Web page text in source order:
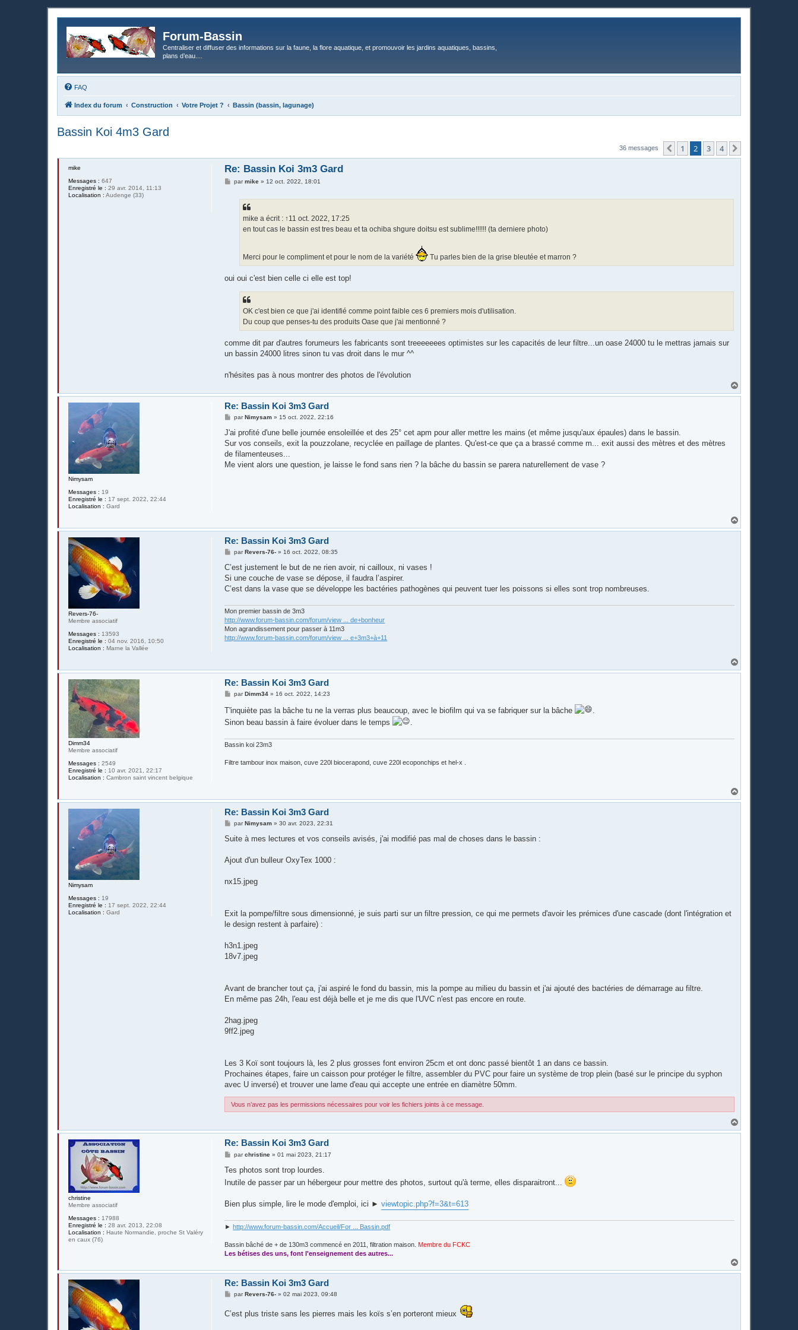
Forum-Bassin
Centraliser et diffuser des informations sur la faune, la flore aquatique, et promouvoir les jardins aquatiques, bassins,
plans d’eau....
FAQ
Index du forum Construction Votre Projet ? Bassin (bassin, lagunage)
Bassin Koi 4m3 Gard
36 messages Précédente
1 2 3 4
mike
Messages : 647
Enregistré le : 29 avr. 2014, 11:13
Localisation : Audenge (33)
Re: Bassin Koi 3m3 Gard
Mparmike » 12 oct. 2022, 18:01
mike a écrit : ↑11 oct. 2022, 17:25
en tout cas le bassin est tres beau et ta ochiba shgure doitsu est sublime!!!!!! (ta derniere photo)
Merci pour le compliment et pour le nom de la variété Tu parles bien de la grise bleutée et marron ?
oui oui c'est bien celle ci elle est top!
OK c'est bien ce que j'ai identifié comme point faible ces 6 premiers mois d'utilisation.
Du coup que penses-tu des produits Oase que j'ai mentionné ?
comme dit par d'autres forumeurs les fabricants sont treeeeeees optimistes sur les capacités de leur filtre...un oase 24000 tu le mettras jamais sur
un bassin 24000 litres sinon tu vas droit dans le mur ^^
n'hésites pas à nous montrer des photos de l'évolution
a
Nimysam
Messages : 19
Enregistré le : 17 sept. 2022, 22:44
Localisation : Gard
Re: Bassin Koi 3m3 Gard
M
s
a
g
par Nimysam »15 oct. 2022, 22:16
J'ai profité d'une belle journée ensoleillée et des 25° cet apm pour aller mettre les mains (et même jusqu'aux épaules) dans le bassin.
Sur vos conseils, exit la pouzzolane, recyclée en paillage de plantes. Qu'est-ce que ça a brassé comme m... exit aussi des mètres et des mètres
de filamenteuses...
Me vient alors une question, je laisse le fond sans rien ? la bâche du bassin se parera naturellement de vase ?
a
Revers-76-
Membre associatif
Messages : 13593
Enregistré le : 04 nov. 2016, 10:50
Localisation : Marne la Vallée
Re: Bassin Koi 3m3 Gard
M
s
a
g
par Revers-76- »16 oct. 2022, 08:35
C’est justement le but de ne rien avoir, ni cailloux, ni vases !
Si une couche de vase se dépose, il faudra l’aspirer.
C’est dans la vase que se développe les bactéries pathogènes qui peuvent tuer les poissons si elles sont trop nombreuses.
Mon premier bassin de 3m3
http://www.forum-bassin.com/forum/view ... de+bonheur
Mon agrandissement pour passer à 11m3
http://www.forum-bassin.com/forum/view ... e+3m3+à+11
a
Dimm34
Membre associatif
Messages : 2549
Enregistré le : 10 avr. 2021, 22:17
Localisation : Cambron saint vincent belgique
Re: Bassin Koi 3m3 Gard
M
s
s
a
par Dimm34 »16 oct. 2022, 14:23
T'inquiète pas la bâche tu ne la verras plus beaucoup, avec le biofilm qui va se fabriquer sur la bâche
.
Sinon beau bassin à faire évoluer dans le temps
.
Bassin koi 23m3
Filtre tambour inox maison, cuve 220l biocerapond, cuve 220l ecoponchips et hel-x .
a
Nimysam
Messages : 19
Enregistré le : 17 sept. 2022, 22:44
Localisation : Gard
Re: Bassin Koi 3m3 Gard
M
s
g
par Nimysam »30 avr. 2023, 22:31
Suite à mes lectures et vos conseils avisés, j'ai modifié pas mal de choses dans le bassin :
Ajout d'un bulleur OxyTex 1000 :
nx15.jpeg
Exit la pompe/filtre sous dimensionné, je suis parti sur un filtre pression, ce qui me permets d'avoir les prémices d'une cascade (dont l'intégration et
le design restent à parfaire) :
h3n1.jpeg
18v7.jpeg
Avant de brancher tout ça, j'ai aspiré le fond du bassin, mis la pompe au milieu du bassin et j'ai ajouté des bactéries de démarrage au filtre.
En même pas 24h, l'eau est déjà belle et je me dis que l'UVC n'est pas encore en route.
2hag.jpeg
9ff2.jpeg
Les 3 Koï sont toujours là, les 2 plus grosses font environ 25cm et ont donc passé bientôt 1 an dans ce bassin.
Prochaines étapes, faire un caisson pour protéger le filtre, assembler du PVC pour faire un système de trop plein (basé sur le principe du syphon
avec U inversé) et trouver une lame d'eau qui accepte une entrée en diamètre 50mm.
Vous n’avez pas les permissions nécessaires pour voir les fichiers joints à ce message.
a
christine
Membre associatif
Messages : 17988
Enregistré le : 28 avr. 2013, 22:08
Localisation : Haute Normandie, proche St Valéry
en caux (76)
Re: Bassin Koi 3m3 Gard
M
s
a
parchristine »01 mai 2023, 21:17
Tes photos sont trop lourdes.
Inutile de passer par un hébergeur pour mettre des photos, surtout qu'à terme, elles disparaitront...
Bien plus simple, lire le mode d'emploi, ici ►viewtopic.php?f=3&t=613
►http://www.forum-bassin.com/Accueil/For ... Bassin.pdf
Bassin bâché de + de 130m3 commencé en 2011, filtration maison.Membre du FCKC
Les bétises des uns, font l'enseignement des autres...
a
Re: Bassin Koi 3m3 Gard
M
s
parRevers-76- »02 mai 2023, 09:48
C’est plus triste sans les pierres mais les koïs s’en porteront mieux